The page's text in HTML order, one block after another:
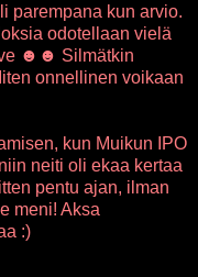
parempana kun arvio.
odotellaan vielä
☻☻ Silmätkin
onnellinen voikaan
kun Muikun IPO
neiti oli ekaa kertaa
pentu ajan, ilman
meni! Aksa
:)